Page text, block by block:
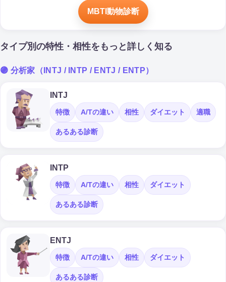
MBTI動物診断
タイプ別の特性・相性をもっと詳しく知る
🟣 分析家（INTJ / INTP / ENTJ / ENTP）
INTJ
特徴 A/Tの違い 相性 ダイエット 適職
あるある診断
INTP
特徴 A/Tの違い 相性 ダイエット
あるある診断
ENTJ
特徴 A/Tの違い 相性 ダイエット
あるある診断